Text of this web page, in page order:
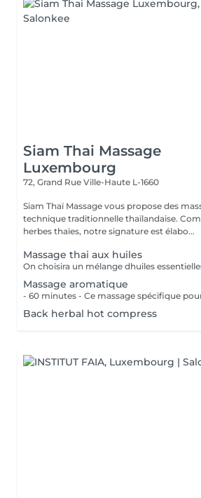
Siam Thai Massage
Luxembourg
72, Grand Rue Ville-Haute L-1660
Siam Thaï Massage vous propose des
technique traditionnelle thaïlandaise.
herbes thaïes, notre signature est élabo...
Massage thai aux huiles
Massage aromatique
Back herbal hot compress